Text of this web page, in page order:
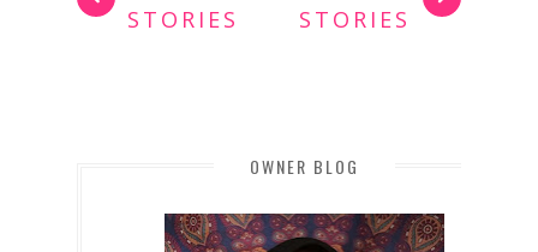
STORIES STORIES
OWNER BLOG